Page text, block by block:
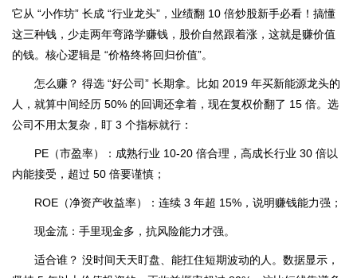
它从 “小作坊” 长成 “行业龙头”，业绩翻 10 倍炒股新手必看！搞懂
这三种钱，少走两年弯路学赚钱，股价自然跟着涨，这就是赚价值
的钱。核心逻辑是 “价格终将回归价值”。
怎么赚？ 得选 “好公司” 长期拿。比如 2019 年买新能源龙头的
人，就算中间经历 50% 的回调还拿着，现在复权价翻了 15 倍。选
公司不用太复杂，盯 3 个指标就行：
PE（市盈率）：成熟行业 10-20 倍合理，高成长行业 30 倍以
内能接受，超过 50 倍要谨慎；
ROE（净资产收益率）：连续 3 年超 15%，说明赚钱能力强；
现金流：手里现金多，抗风险能力才强。
适合谁？ 没时间天天盯盘、能扛住短期波动的人。数据显示，